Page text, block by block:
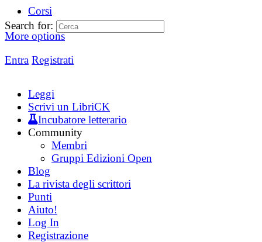
Corsi
More options
Entra Registrati
Search for:
Leggi
Scrivi un LibriCK
Incubatore letterario
Community
Membri
Gruppi Edizioni Open
Blog
La rivista degli scrittori
Punti
Aiuto!
Log In
Registrazione